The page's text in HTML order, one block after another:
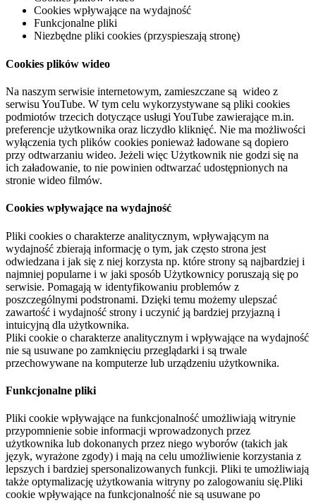
Cookies wpływające na wydajność
Funkcjonalne pliki
Niezbędne pliki cookies (przyspieszają stronę)
Cookies plików wideo
Na naszym serwisie internetowym, zamieszczane są wideo z
serwisu YouTube. W tym celu wykorzystywane są pliki cookies
podmiotów trzecich dotyczące usługi YouTube zawierające m.in.
preferencje użytkownika oraz liczydło kliknięć. Nie ma możliwości
wyłączenia tych plików cookies ponieważ ładowane są dopiero
przy odtwarzaniu wideo. Jeżeli więc Użytkownik nie godzi się na
ich załadowanie, to nie powinien odtwarzać udostępnionych na
stronie wideo filmów.
Cookies wpływające na wydajność
Pliki cookies o charakterze analitycznym, wpływającym na
wydajność zbierają informację o tym, jak często strona jest
odwiedzana i jak się z niej korzysta np. które strony są najbardziej i
najmniej popularne i w jaki sposób Użytkownicy poruszają się po
serwisie. Pomagają w identyfikowaniu problemów z
poszczególnymi podstronami. Dzięki temu możemy ulepszać
zawartość i wydajność strony i uczynić ją bardziej przyjazną i
intuicyjną dla użytkownika.
Pliki cookie o charakterze analitycznym i wpływające na wydajność
nie są usuwane po zamknięciu przeglądarki i są trwale
przechowywane na komputerze lub urządzeniu użytkownika.
Funkcjonalne pliki
Pliki cookie wpływające na funkcjonalność umożliwiają witrynie
przypomnienie sobie informacji wprowadzonych przez
użytkownika lub dokonanych przez niego wyborów (takich jak
język, wyrażone zgody) i mają na celu umożliwienie korzystania z
lepszych i bardziej spersonalizowanych funkcji. Pliki te umożliwiają
także optymalizację użytkowania witryny po zalogowaniu się.Pliki
cookie wpływające na funkcjonalność nie są usuwane po